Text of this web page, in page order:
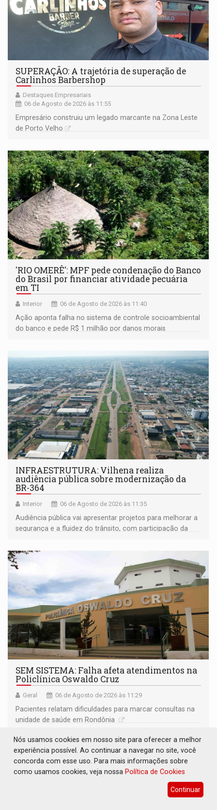
SUPERAÇÃO: A trajetória de superação de
Carlinhos Barbershop
Destaques Empresariais
06 de Agosto de 2026 às 11:55
Empresário construiu um legado marcante na Zona Leste
de Porto Velho
'RIO OMERÊ': MPF pede condenação do Banco
do Brasil por financiar atividade pecuária
em TI
Interior 06 de Agosto de 2026 às 11:40
Ação aponta falha no sistema de controle socioambiental
do banco e pede R$ 1 milhão por danos morais
INFRAESTRUTURA: Vilhena realiza
audiência pública sobre modernização da
BR-364
Interior 06 de Agosto de 2026 às 11:35
Audiência pública vai apresentar projetos para melhorar a
segurança e a fluidez do trânsito, com participação da
SEM SISTEMA: Falha afeta atendimentos na
Policlínica Oswaldo Cruz
Geral 06 de Agosto de 2026 às 11:29
Pacientes relatam dificuldades para marcar consultas na
unidade de saúde em Rondônia
Nós usamos cookies em nosso site para oferecer a melhor
experiência possível. Ao continuar a navegar no site, você
concorda com esse uso. Para mais informações sobre
como usamos cookies, veja nossa Política de Cookies
Continuar